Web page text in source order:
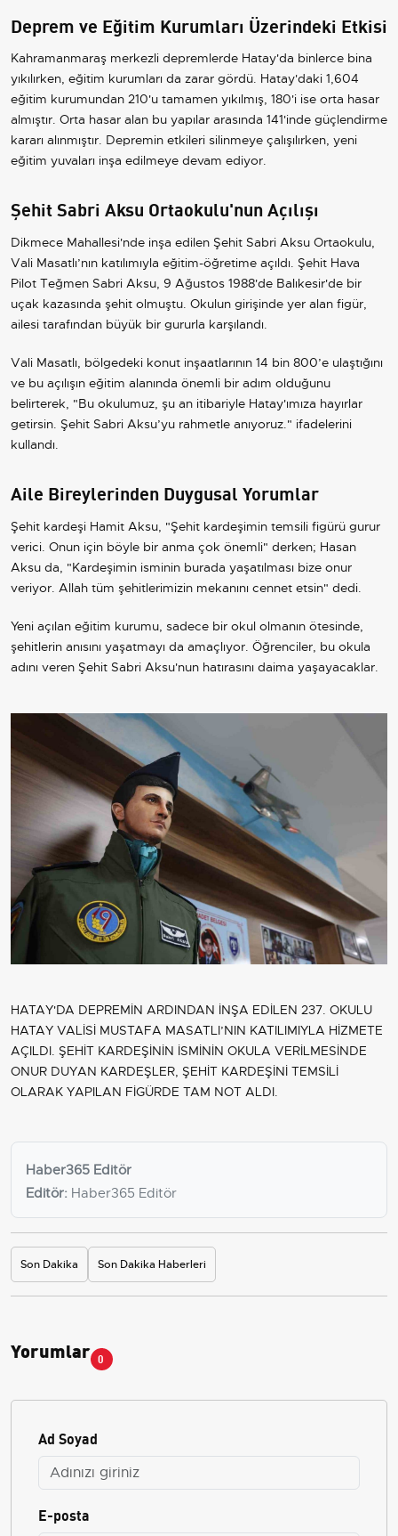
Deprem ve Eğitim Kurumları Üzerindeki Etkisi
Kahramanmaraş merkezli depremlerde Hatay'da binlerce bina
yıkılırken, eğitim kurumları da zarar gördü. Hatay'daki 1,604
eğitim kurumundan 210'u tamamen yıkılmış, 180'i ise orta hasar
almıştır. Orta hasar alan bu yapılar arasında 141'inde güçlendirme
kararı alınmıştır. Depremin etkileri silinmeye çalışılırken, yeni
eğitim yuvaları inşa edilmeye devam ediyor.
Şehit Sabri Aksu Ortaokulu'nun Açılışı
Dikmece Mahallesi'nde inşa edilen Şehit Sabri Aksu Ortaokulu,
Vali Masatlı’nın katılımıyla eğitim-öğretime açıldı. Şehit Hava
Pilot Teğmen Sabri Aksu, 9 Ağustos 1988'de Balıkesir'de bir
uçak kazasında şehit olmuştu. Okulun girişinde yer alan figür,
ailesi tarafından büyük bir gururla karşılandı.
Vali Masatlı, bölgedeki konut inşaatlarının 14 bin 800’e ulaştığını
ve bu açılışın eğitim alanında önemli bir adım olduğunu
belirterek, "Bu okulumuz, şu an itibariyle Hatay'ımıza hayırlar
getirsin. Şehit Sabri Aksu’yu rahmetle anıyoruz." ifadelerini
kullandı.
Aile Bireylerinden Duygusal Yorumlar
Şehit kardeşi Hamit Aksu, "Şehit kardeşimin temsili figürü gurur
verici. Onun için böyle bir anma çok önemli" derken; Hasan
Aksu da, "Kardeşimin isminin burada yaşatılması bize onur
veriyor. Allah tüm şehitlerimizin mekanını cennet etsin" dedi.
Yeni açılan eğitim kurumu, sadece bir okul olmanın ötesinde,
şehitlerin anısını yaşatmayı da amaçlıyor. Öğrenciler, bu okula
adını veren Şehit Sabri Aksu'nun hatırasını daima yaşayacaklar.
HATAY'DA DEPREMİN ARDINDAN İNŞA EDİLEN 237. OKULU
HATAY VALİSİ MUSTAFA MASATLI’NIN KATILIMIYLA HİZMETE
AÇILDI. ŞEHİT KARDEŞİNİN İSMİNİN OKULA VERİLMESİNDE
ONUR DUYAN KARDEŞLER, ŞEHİT KARDEŞİNİ TEMSİLİ
OLARAK YAPILAN FİGÜRDE TAM NOT ALDI.
Haber365 Editör
Editör: Haber365 Editör
Son Dakika Son Dakika Haberleri
Yorumlar 0
Ad Soyad
E-posta